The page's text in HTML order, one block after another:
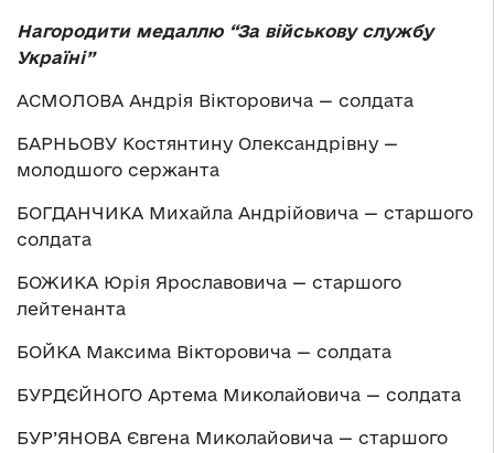
Нагородити медаллю “За військову службу
Україні”
АСМОЛОВА Андрія Вікторовича — солдата
БАРНЬОВУ Костянтину Олександрівну —
молодшого сержанта
БОГДАНЧИКА Михайла Андрійовича — старшого
солдата
БОЖИКА Юрія Ярославовича — старшого
лейтенанта
БОЙКА Максима Вікторовича — солдата
БУРДЄЙНОГО Артема Миколайовича — солдата
БУР’ЯНОВА Євгена Миколайовича — старшого